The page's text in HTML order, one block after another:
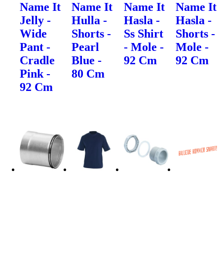
Name It
Jelly -
Wide
Pant -
Cradle
Pink -
92 Cm
Name It
Hulla -
Shorts -
Pearl
Blue -
80 Cm
Name It
Hasla -
Ss Shirt
- Mole -
92 Cm
Name It
Hasla -
Shorts -
Mole -
92 Cm